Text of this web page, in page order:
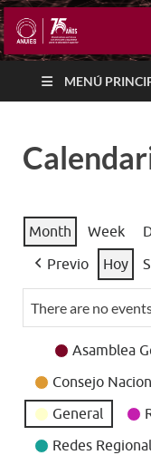
MENÚ
Month Week
Previo Hoy
There are no
Event
Asamblea
Consejo
General
Redes